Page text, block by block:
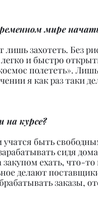
мире
захотеть. Без
и быстро
полететь».
я как раз таки
на курсе?
учатся быть
сидя
закупом ехать, что-
делают
заказы,